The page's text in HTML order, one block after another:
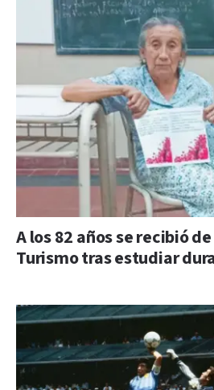
A los 82 años se recibió
Turismo tras estudiar